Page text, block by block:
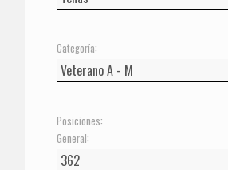
Categoría:
Posiciones:
General: